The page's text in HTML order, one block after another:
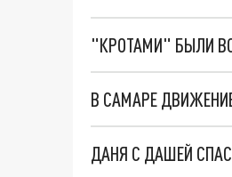
"КРОТАМИ" БЫЛИ
В САМАРЕ
ДАНЯ С ДАШЕЙ